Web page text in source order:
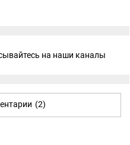
на наши каналы
(2)